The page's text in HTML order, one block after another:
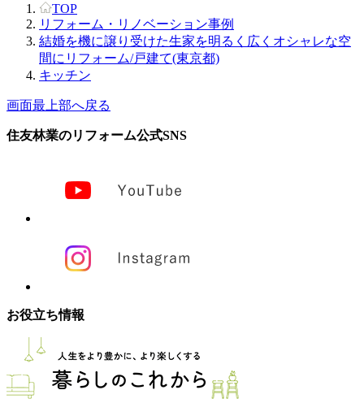
TOP
リフォーム・リノベーション事例
結婚を機に譲り受けた生家を明るく広くオシャレな空
間にリフォーム/戸建て(東京都)
キッチン
画面最上部へ戻る
住友林業のリフォーム公式SNS
お役立ち情報